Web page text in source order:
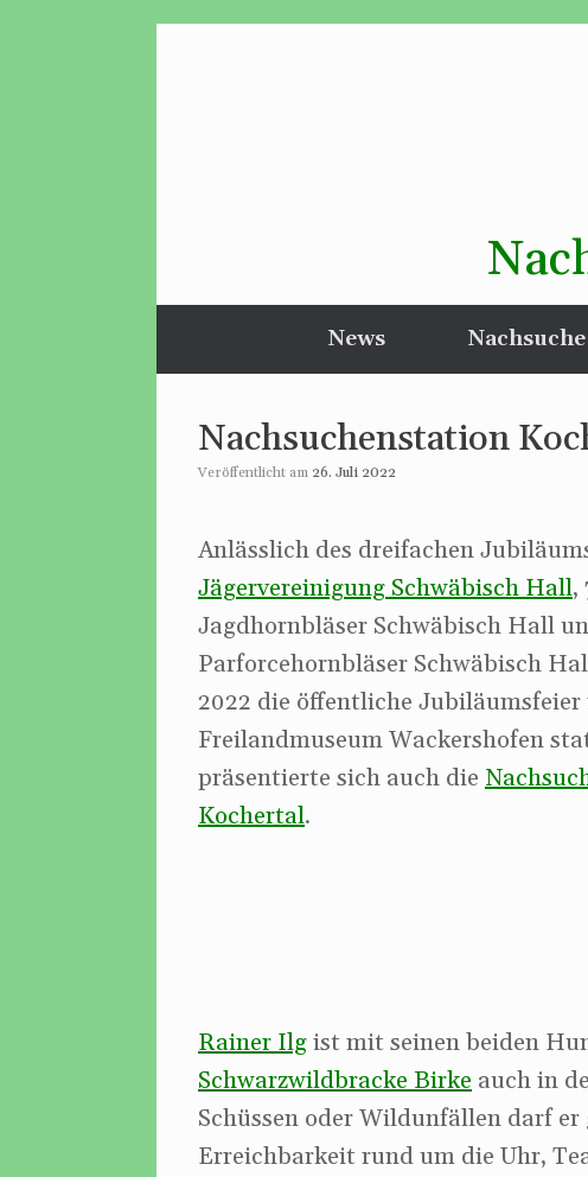
News Nachsuche
Nachsuchenstation
Veröffentlicht am 26. Juli 2022
Anlässlich des dreifachen
Jägervereinigung Schwäbisch Hall,
Jagdhornbläser Schwäbisch Hall
Parforcehornbläser Schwäbisch
2022 die öffentliche
Freilandmuseum Wackershofen
präsentierte sich auch die
Kochertal.
Rainer Ilgist mit seinen beiden
Schwarzwildbracke Birke auch in
Schüssen oder Wildunfällen darf
Erreichbarkeit rund um die Uhr,